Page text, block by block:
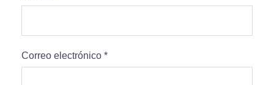
Correo electrónico *